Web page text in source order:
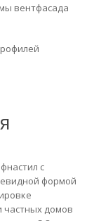
вентфасада
с
формой
частных домов